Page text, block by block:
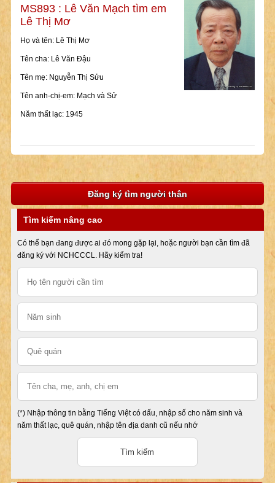
MS893 : Lê Văn Mạch tìm em
Lê Thị Mơ
Họ và tên: Lê Thị Mơ
Tên cha: Lê Văn Đậu
Tên mẹ: Nguyễn Thị Sửu
Tên anh-chị-em: Mạch và Sử
Năm thất lạc: 1945
Đăng ký tìm người thân
Tìm kiếm nâng cao
Có thể bạn đang được ai đó mong gặp lại, hoặc người bạn cần tìm đã
đăng ký với NCHCCCL. Hãy kiểm tra!
(*) Nhập thông tin bằng Tiếng Việt có dấu, nhập số cho năm sinh và
năm thất lạc, quê quán, nhập tên địa danh cũ nếu nhớ